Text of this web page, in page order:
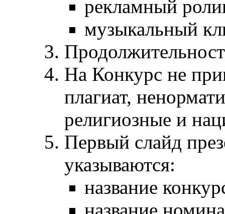
рекламный
музыкальный
На Конкурс не
плагиат,
религиозные и
Первый слайд
указываются:
название